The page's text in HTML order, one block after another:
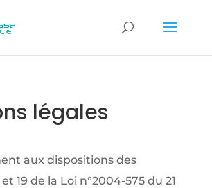
légales
aux dispositions des
19 de la Loi n°2004-575 du 21